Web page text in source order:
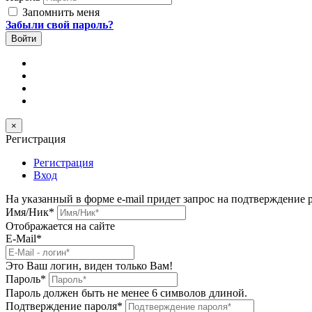
Запомнить меня
Забыли свой пароль?
×
Регистрация
Регистрация
Вход
На указанный в форме e-mail придет запрос на подтверждение
Имя/Ник*
Отображается на сайте
E-Mail*
Это Ваш логин, виден только Вам!
Пароль*
Пароль должен быть не менее 6 символов длиной.
Подтверждение пароля*